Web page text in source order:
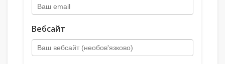
Вебсайт